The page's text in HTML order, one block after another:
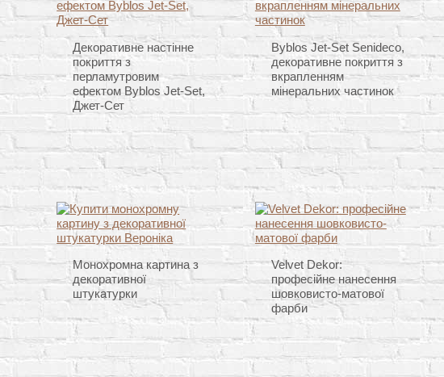
Декоративне настінне
покриття з
перламутровим
ефектом Byblos Jet-Set,
Джет-Сет
Byblos Jet-Set Senideco,
декоративне покриття з
вкрапленням
мінеральних частинок
Монохромна картина з
декоративної
штукатурки
Velvet Dekor:
професійне нанесення
шовковисто-матової
фарби